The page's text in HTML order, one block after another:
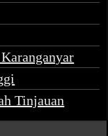
Tinjauan